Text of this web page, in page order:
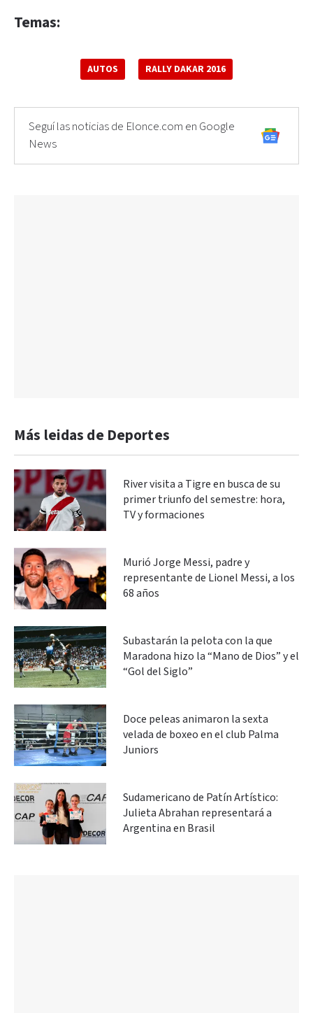
Temas:
AUTOS RALLY DAKAR 2016
Seguí las noticias de Elonce.com en Google
News
Más leidas de Deportes
River visita a Tigre en busca de su
primer triunfo del semestre: hora,
TV y formaciones
Murió Jorge Messi, padre y
representante de Lionel Messi, a los
68 años
Subastarán la pelota con la que
Maradona hizo la “Mano de Dios” y el
“Gol del Siglo”
Doce peleas animaron la sexta
velada de boxeo en el club Palma
Juniors
Sudamericano de Patín Artístico:
Julieta Abrahan representará a
Argentina en Brasil